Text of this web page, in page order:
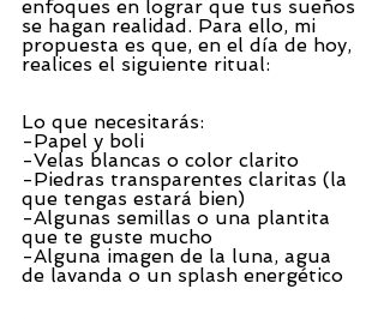
enfoques en lograr que tus sueños
se hagan realidad. Para ello, mi
propuesta es que, en el día de hoy,
realices el siguiente ritual:
Lo que necesitarás:
-Papel y boli
-Velas blancas o color clarito
-Piedras transparentes claritas (la
que tengas estará bien)
-Algunas semillas o una plantita
que te guste mucho
-Alguna imagen de la luna, agua
de lavanda o un splash energético